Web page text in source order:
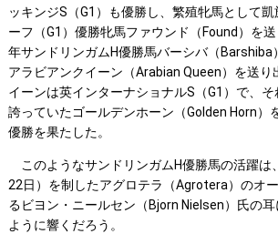
ッキンジS（G1）も優勝し、繁殖牝馬として凱
ーフ（G1）優勝牝馬ファウンド（Found）を
年サンドリンガムH優勝馬バーシバ（Barshiba
アラビアンクイーン（Arabian Queen）を送り
イーンは英インターナショナルS（G1）で、
誇っていたゴールデンホーン（Golden Horn）
優勝を果たした。
このようなサンドリンガムH優勝馬の活躍は
22日）を制したアグロテラ（Agrotera）のオ
るビヨン・ニールセン（Bjorn Nielsen）氏の
ように響くだろう。